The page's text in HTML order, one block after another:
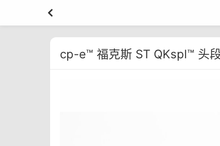
cp-e™ 福克斯 ST QKspl™ 头